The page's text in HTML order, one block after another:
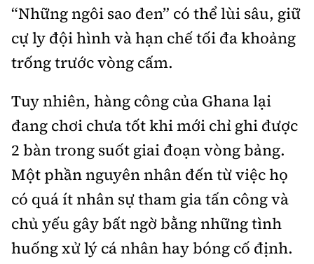
“Những ngôi sao đen” có thể lùi sâu, giữ
cự ly đội hình và hạn chế tối đa khoảng
trống trước vòng cấm.
Tuy nhiên, hàng công của Ghana lại
đang chơi chưa tốt khi mới chỉ ghi được
2 bàn trong suốt giai đoạn vòng bảng.
Một phần nguyên nhân đến từ việc họ
có quá ít nhân sự tham gia tấn công và
chủ yếu gây bất ngờ bằng những tình
huống xử lý cá nhân hay bóng cố định.